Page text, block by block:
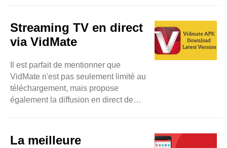
musique et des vidéos. Comme
d'autres applications qui enfreignent
les données personnelles des
la confidentialité des utilisateurs avec
des mesures appropriées ..
Streaming TV en direct
via VidMate
Il est parfait de mentionner que
VidMate n'est pas seulement limité au
téléchargement, mais propose
également la diffusion en direct de
pourront regarder plus de 200
chaînes de télévision telles que Sony
La meilleure